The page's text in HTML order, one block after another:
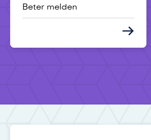
Beter melden